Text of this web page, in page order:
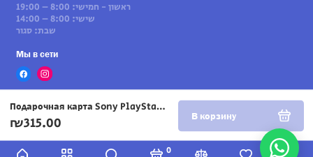
0
Подарочная карта Sony PlayStation на 320 шекелей
₪315.00 В корзину
ראשון - חמישי: 8:00 – 19:00
שישי: 8:00 – 14:00
שבת: סגור
Мы в сети